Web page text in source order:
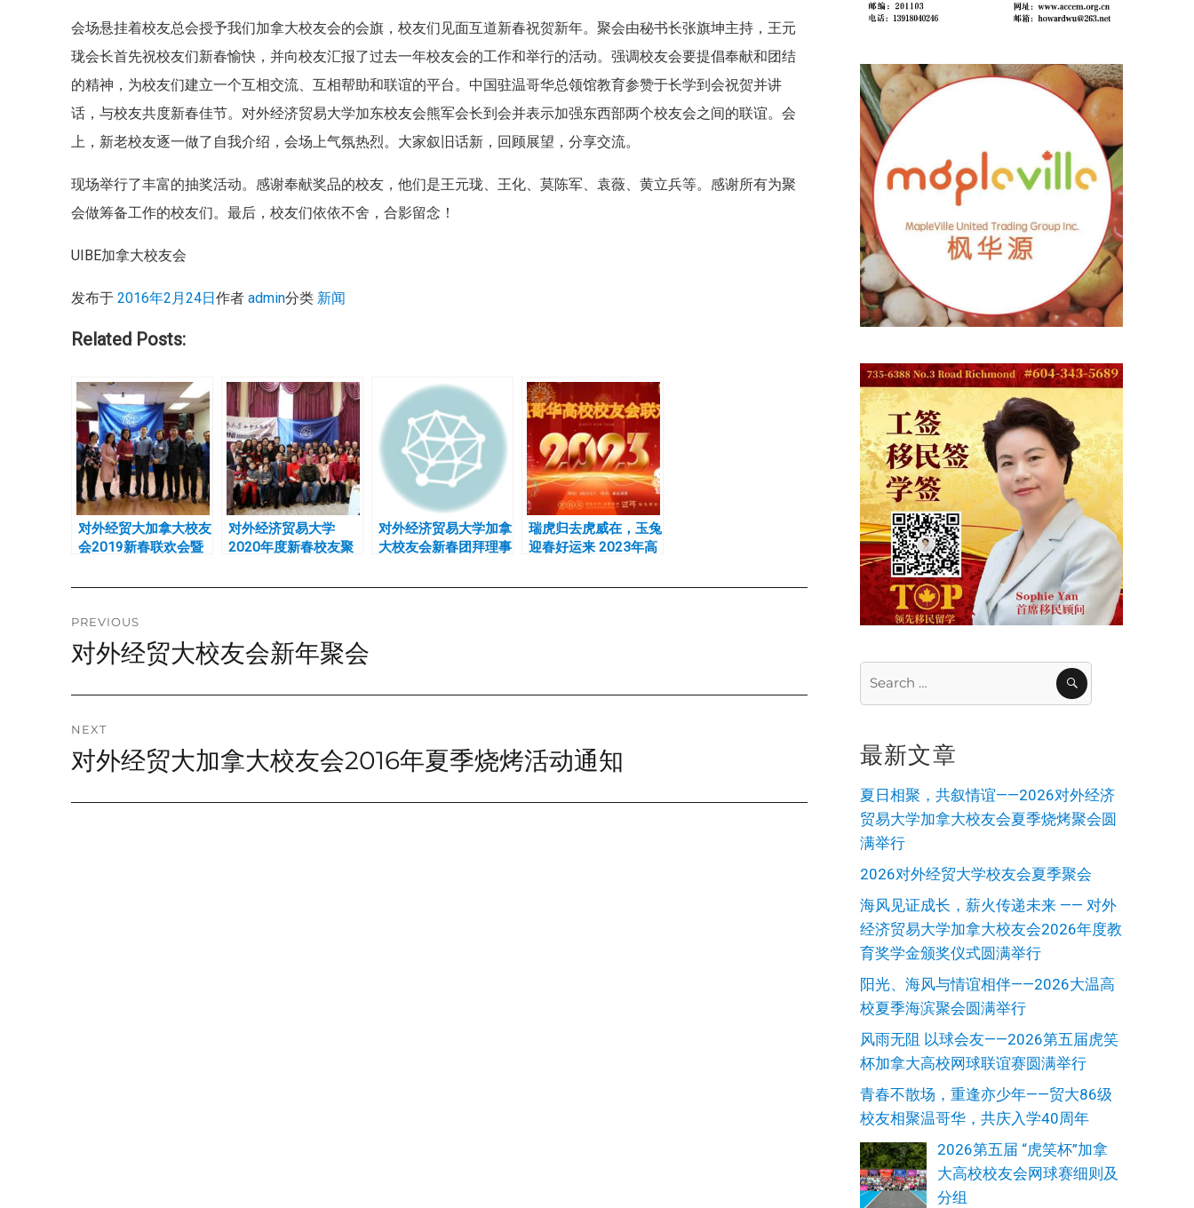
会场悬挂着校友总会授予我们加拿大校友会的会旗，校友们见面互道新春祝贺新年。聚会由秘书长张旗坤主持，王元
珑会长首先祝校友们新春愉快，并向校友汇报了过去一年校友会的工作和举行的活动。强调校友会要提倡奉献和团结
的精神，为校友们建立一个互相交流、互相帮助和联谊的平台。中国驻温哥华总领馆教育参赞于长学到会祝贺并讲
话，与校友共度新春佳节。对外经济贸易大学加东校友会熊军会长到会并表示加强东西部两个校友会之间的联谊。会
上，新老校友逐一做了自我介绍，会场上气氛热烈。大家叙旧话新，回顾展望，分享交流。
现场举行了丰富的抽奖活动。感谢奉献奖品的校友，他们是王元珑、王化、莫陈军、袁薇、黄立兵等。感谢所有为聚
会做筹备工作的校友们。最后，校友们依依不舍，合影留念！
UIBE加拿大校友会
发布于2016年2月24日作者admin分类 新闻
Related Posts:
对外经贸大加拿大校友
会2019新春联欢会暨
办
对外经济贸易大学
2020年度新春校友聚
对外经济贸易大学加拿
大校友会新春团拜理事
瑞虎归去虎威在，玉兔
迎春好运来 2023年高
Post
navigation
PREVIOUS
Previous
对外经贸大校友会新年聚会
NEXT
Next
对外经贸大加拿大校友会2016年夏季烧烤活动通知
SEARCH
最新文章
夏日相聚，共叙情谊——2026对外经济
贸易大学加拿大校友会夏季烧烤聚会圆
满举行
2026对外经贸大学校友会夏季聚会
海风见证成长，薪火传递未来 —— 对外
经济贸易大学加拿大校友会2026年度教
育奖学金颁奖仪式圆满举行
阳光、海风与情谊相伴——2026大温高
校夏季海滨聚会圆满举行
风雨无阻 以球会友——2026第五届虎笑
杯加拿大高校网球联谊赛圆满举行
青春不散场，重逢亦少年——贸大86级
校友相聚温哥华，共庆入学40周年
2026第五届 “虎笑杯”加拿
大高校校友会网球赛细则及
分组